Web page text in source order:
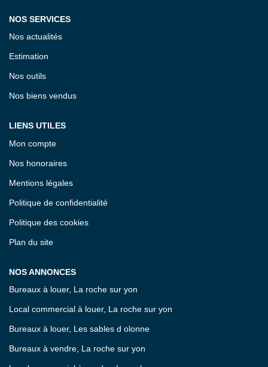
NOS SERVICES
Nos actualités
Estimation
Nos outils
Nos biens vendus
LIENS UTILES
Mon compte
Nos honoraires
Mentions légales
Politique de confidentialité
Politique des cookies
Plan du site
NOS ANNONCES
Bureaux à louer, La roche sur yon
Local commercial à louer, La roche sur yon
Bureaux à louer, Les sables d olonne
Bureaux à vendre, La roche sur yon